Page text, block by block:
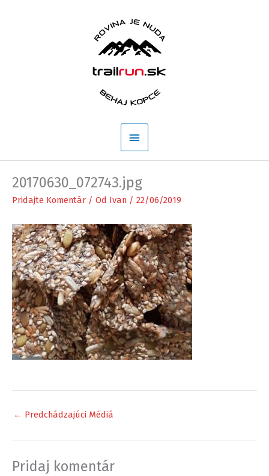
Hlavné
Menu
20170630_072743.jpg
Pridajte Komentár / Od Ivan / 22/06/2019
← Predchádzajúci Médiá
Pridaj komentár